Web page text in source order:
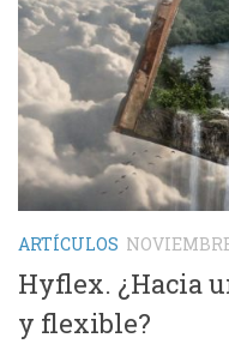
ARTÍCULOS
Hyflex. ¿Hacia
y flexible?